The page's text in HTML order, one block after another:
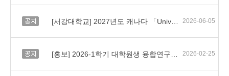
공지 2026-06-05
공지 2026-02-25